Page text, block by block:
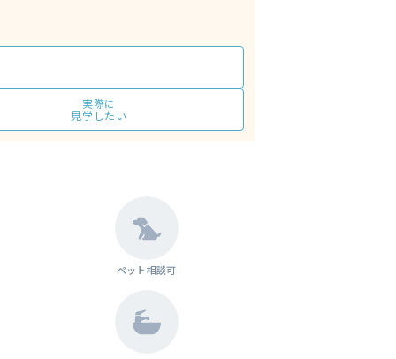
実際に
見学したい
ペット相談可